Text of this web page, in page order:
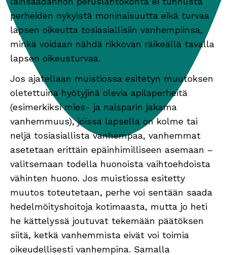
perheiden nykyistä moninaisuutta eikä turvaa
lapsen oikeutta tosiasiallisiin vanhempiinsa,
minkä voidaan nähdä rikkovan räikeällä tavalla
lapsen oikeusturvaa.
Jos ajatellaan muistiossa esitetyn muutoksen
oletettuina hyötyjinä olevia apilaperheitä
(esimerkiksi mies- ja naisparin jakama
vanhemmuus), joissa lapsella on kolme tai
neljä tosiasiallista vanhempaa, vanhemmat
asetetaan erittäin epäinhimilliseen asemaan –
valitsemaan todella huonoista vaihtoehdoista
vähinten huono. Jos muistiossa esitetty
muutos toteutetaan, perhe voi sentään saada
hedelmöityshoitoja kotimaasta, mutta jo heti
he kättelyssä joutuvat tekemään päätöksen
siitä, ketkä vanhemmista eivät voi toimia
oikeudellisesti vanhempina. Samalla